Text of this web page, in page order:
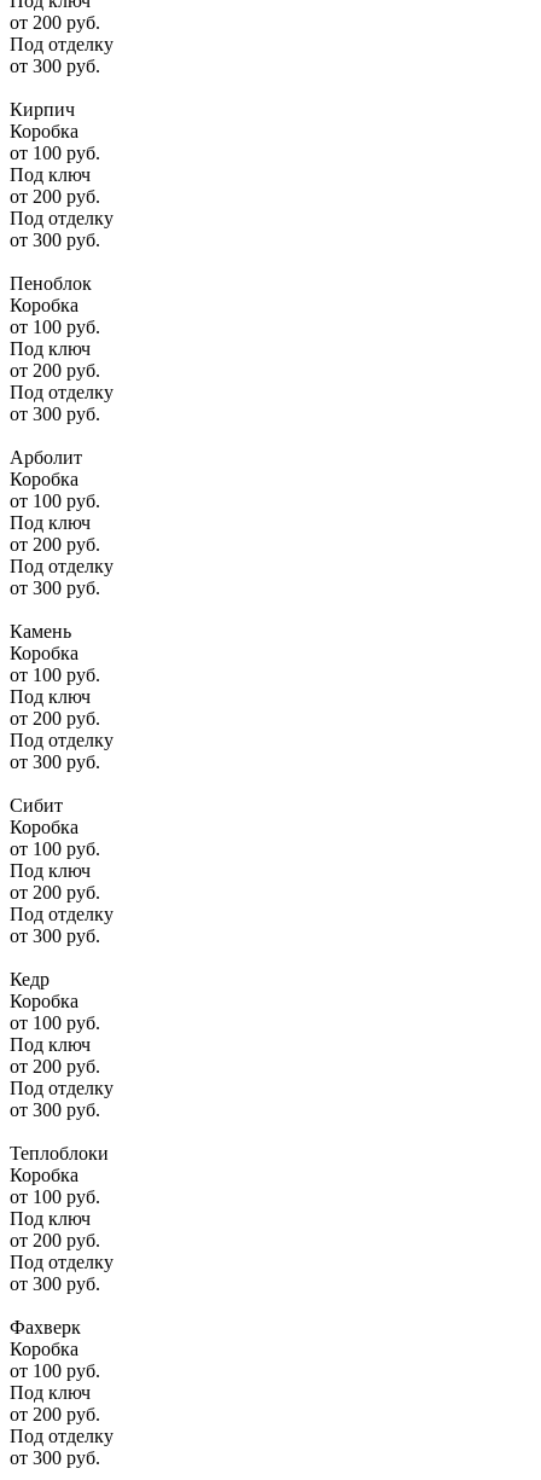
от 200 руб.
Под отделку
от 300 руб.
Кирпич
Коробка
от 100 руб.
Под ключ
от 200 руб.
Под отделку
от 300 руб.
Пеноблок
Коробка
от 100 руб.
Под ключ
от 200 руб.
Под отделку
от 300 руб.
Арболит
Коробка
от 100 руб.
Под ключ
от 200 руб.
Под отделку
от 300 руб.
Камень
Коробка
от 100 руб.
Под ключ
от 200 руб.
Под отделку
от 300 руб.
Сибит
Коробка
от 100 руб.
Под ключ
от 200 руб.
Под отделку
от 300 руб.
Кедр
Коробка
от 100 руб.
Под ключ
от 200 руб.
Под отделку
от 300 руб.
Теплоблоки
Коробка
от 100 руб.
Под ключ
от 200 руб.
Под отделку
от 300 руб.
Фахверк
Коробка
от 100 руб.
Под ключ
от 200 руб.
Под отделку
от 300 руб.